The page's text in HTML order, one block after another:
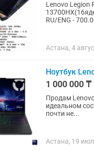
Lenovo Legion
13700HX(16ядер)|
RU/ENG -
Астана, 4
Ноутбук
1 000 000 ₸
Продам Lenovo Legion
идеальном состоянии. Покупал год назад для работы в
почти не...
Астана, 19